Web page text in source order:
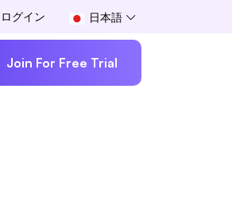
ログイン 日本語
Join For Free Trial